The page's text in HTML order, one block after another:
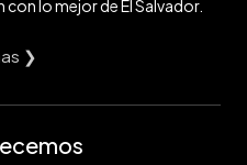
lo mejor de El Salvador.
❯